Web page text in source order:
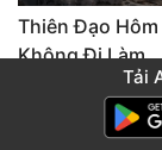
Thiên Đạo Hôm
Không Đi Làm
Tải